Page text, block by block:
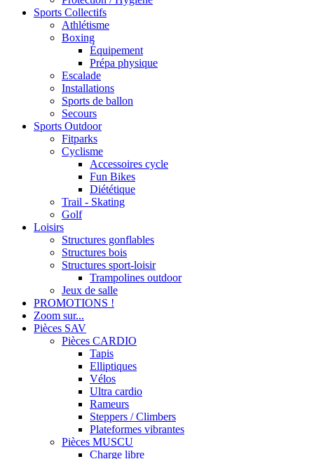
Sports Collectifs
Athlétisme
Boxing
Équipement
Prépa physique
Escalade
Installations
Sports de ballon
Secours
Sports Outdoor
Fitparks
Cyclisme
Accessoires cycle
Fun Bikes
Diététique
Trail - Skating
Golf
Loisirs
Structures gonflables
Structures bois
Structures sport-loisir
Trampolines outdoor
Jeux de salle
PROMOTIONS !
Zoom sur...
Pièces SAV
Pièces CARDIO
Tapis
Elliptiques
Vélos
Ultra cardio
Rameurs
Steppers / Climbers
Plateformes vibrantes
Pièces MUSCU
Charge libre